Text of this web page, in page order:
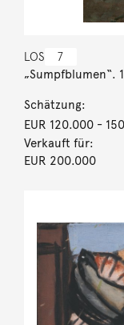
LOS 7
„Sumpfblumen“.
Schätzung:
EUR 120.000-
Verkauft für:
EUR 200.000